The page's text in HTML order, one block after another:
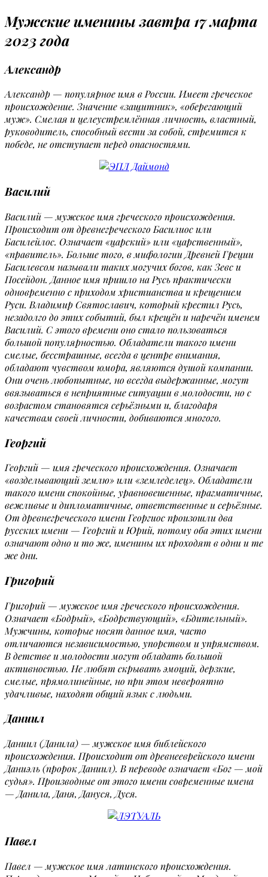
Мужские именины завтра 17 марта
2023 года
Александр
Александр — популярное имя в России. Имеет греческое
происхождение. Значение «защитник», «оберегающий
муж». Смелая и целеустремлённая личность, властный,
руководитель, способный вести за собой, стремится к
победе, не отступает перед опасностями.
Василий
Василий — мужское имя греческого происхождения.
Происходит от древнегреческого Басилиос или
Басилейлос. Означает «царский» или «царственный»,
«правитель». Больше того, в мифологии Древней Греции
Басилевсом называли таких могучих богов, как Зевс и
Посейдон. Данное имя пришло на Русь практически
одновременно с приходом христианства и крещением
Руси. Владимир Святославич, который крестил Русь,
незадолго до этих событий, был крещён и наречён именем
Василий. С этого времени оно стало пользоваться
большой популярностью. Обладатели такого имени
смелые, бесстрашные, всегда в центре внимания,
обладают чувством юмора, являются душой компании.
Они очень любопытные, но всегда выдержанные, могут
ввязываться в неприятные ситуации в молодости, но с
возрастом становятся серьёзными и, благодаря
качествам своей личности, добиваются многого.
Георгий
Георгий — имя греческого происхождения. Означает
«возделывающий землю» или «земледелец». Обладатели
такого имени спокойные, уравновешенные, прагматичные,
вежливые и дипломатичные, ответственные и серьёзные.
От древнегреческого имени Георгиос произошли два
русских имени — Георгий и Юрий, потому оба этих имени
означают одно и то же, именины их проходят в одни и те
же дни.
Григорий
Григорий — мужское имя греческого происхождения.
Означает «Бодрый», «Бодрствующий», «Бдительный».
Мужчины, которые носят данное имя, часто
отличаются независимостью, упорством и упрямством.
В детстве и молодости могут обладать большой
активностью. Не любят скрывать эмоций, дерзкие,
смелые, прямолинейные, но при этом невероятно
удачливые, находят общий язык с людьми.
Даниил
Даниил (Данила) — мужское имя библейского
происхождения. Происходит от древнееврейского имени
Даниэль (пророк Даниил). В переводе означает «Бог — мой
судья». Производные от этого имени современные имена
— Данила, Даня, Дануся, Дуся.
Павел
Павел — мужское имя латинского происхождения.